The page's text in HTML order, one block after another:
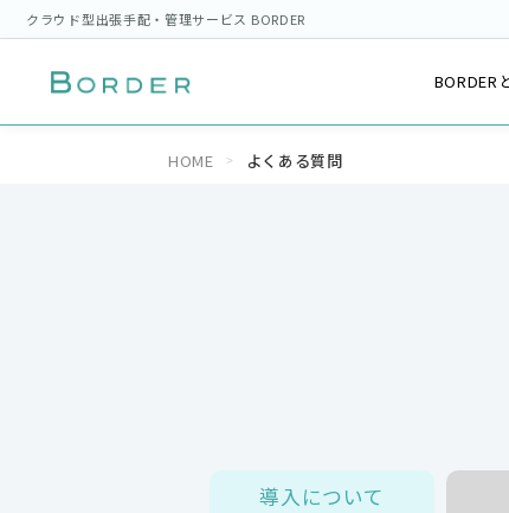
クラウド型出張手配・管理サービス BORDER
BORDER
HOME よくある質問
導入について